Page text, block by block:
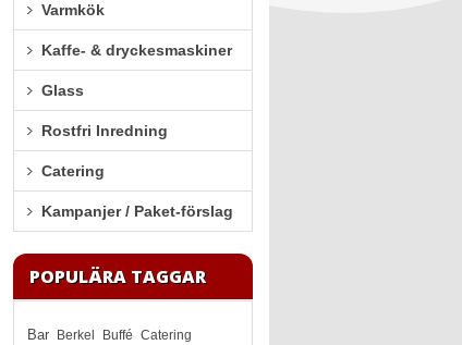
Varmkök
Kaffe- & dryckesmaskiner
Glass
Rostfri Inredning
Catering
Kampanjer / Paket-förslag
POPULÄRA TAGGAR
Bar Berkel Buffé Catering